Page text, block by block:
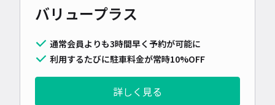
バリュープラス
通常会員よりも3時間早く予約が可能に
利用するたびに駐車料金が常時10%OFF
詳しく見る